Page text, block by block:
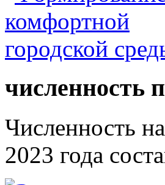
численность
Численность
2023 года